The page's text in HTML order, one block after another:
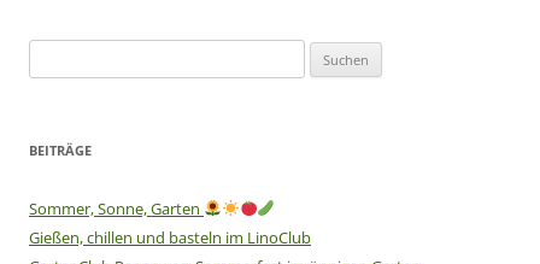
nach:
BEITRÄGE
Sommer, Sonne, Garten
Gießen, chillen und basteln im LinoClub